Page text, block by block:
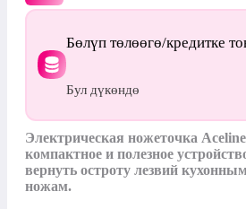
Бөлүп төлөөгө/кредитке
Бул дүкөндө
Электрическая ножеточка
компактное и полезное
вернуть остроту лезвий
ножам.